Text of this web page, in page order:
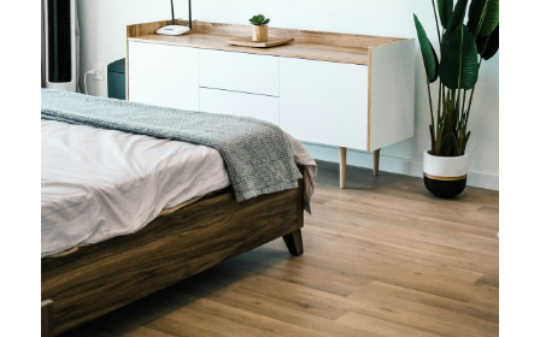
n
d
:
E
n
t
d
e
c
k